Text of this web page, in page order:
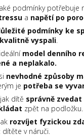
podmínky potřebuje
a napětí po
podmínky ke
kvalitně vyspali.
model denního
a neplakalo.
nevhodné způsoby
je potřeba se
dítě správně zvedat
zpět na podložku.
rozvíjet fyzickou
dítěte v náruči.